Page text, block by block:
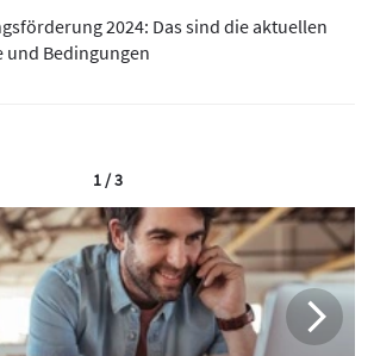
2024: Das sind die aktuellen
und Bedingungen
1 / 3